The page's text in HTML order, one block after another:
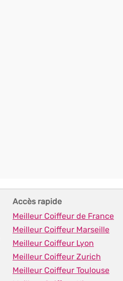
Accès rapide
Meilleur Coiffeur de France
Meilleur Coiffeur Marseille
Meilleur Coiffeur Lyon
Meilleur Coiffeur Zurich
Meilleur Coiffeur Toulouse